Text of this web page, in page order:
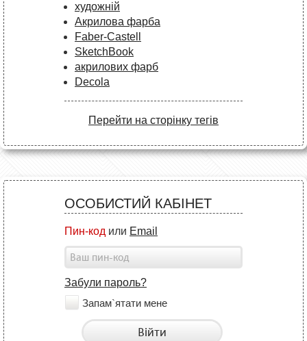
художній
Акрилова фарба
Faber-Castell
SketchBook
акрилових фарб
Decola
Перейти на сторінку тегів
ОСОБИСТИЙ КАБІНЕТ
Пин-код или Email
Забули пароль?
Запам`ятати мене
Війти